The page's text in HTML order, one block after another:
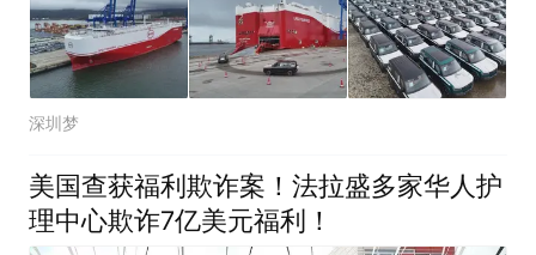
深圳梦
美国查获福利欺诈案！法拉盛多家华人护
理中心欺诈7亿美元福利！